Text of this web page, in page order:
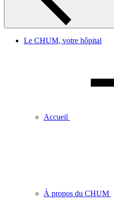
Le CHUM, votre hôpital
Accueil
À propos du CHUM